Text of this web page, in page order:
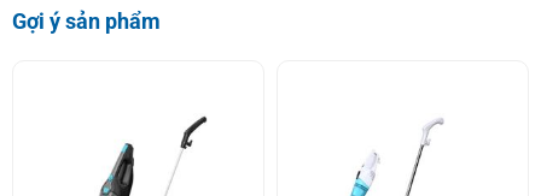
Gợi ý sản phẩm